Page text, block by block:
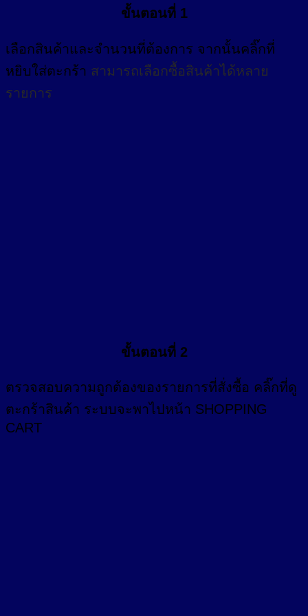
ขั้นตอนที่ 1
เลือกสินค้าและจำนวนที่ต้องการ จากนั้นคลิ๊กที่
หยิบใส่ตะกร้า สามารถเลือกซื้อสินค้าได้หลาย
รายการ
ขั้นตอนที่ 2
ตรวจสอบความถูกต้องของรายการที่สั่งซื้อ คลิ๊กที่ดู
ตะกร้าสินค้า ระบบจะพาไปหน้า SHOPPING
CART